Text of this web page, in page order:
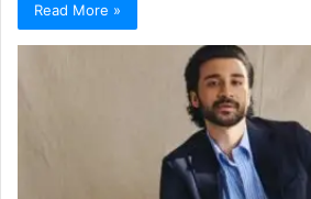
Read More »